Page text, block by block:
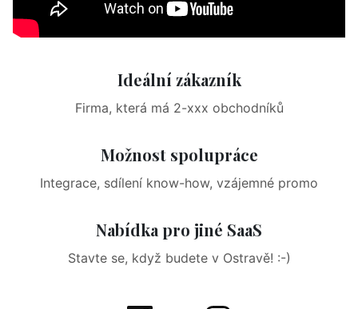
Ideální zákazník
Firma, která má 2-xxx obchodníků
Možnost spolupráce
Integrace, sdílení know-how, vzájemné promo
Nabídka pro jiné SaaS
Stavte se, když budete v Ostravě! :-)